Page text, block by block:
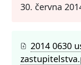
30. června
2014 0630